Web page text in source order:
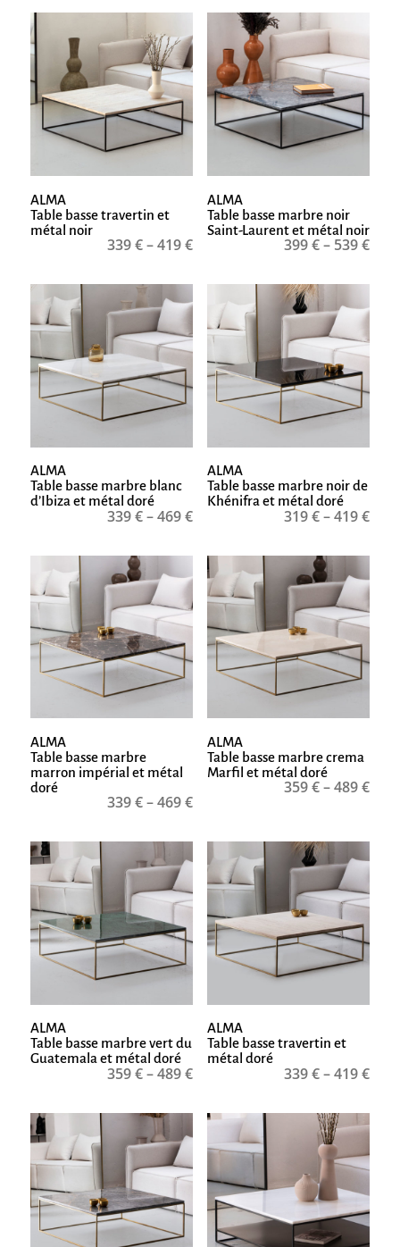
ALMA
Table basse travertin et
métal noir
339€–419€
ALMA
Table basse marbre noir
Saint-Laurent et métal noir
399€– 539€
ALMA
Table basse marbre blanc
d’Ibiza et métal doré
339€–469€
ALMA
Table basse marbre noir de
Khénifra et métal doré
319€–419€
ALMA
Table basse marbre
marron impérial et métal
doré
339€–469€
ALMA
Table basse marbre crema
Marfil et métal doré
359€–489€
ALMA
Table basse marbre vert du
Guatemala et métal doré
359€–489€
ALMA
Table basse travertin et
métal doré
339€–419€